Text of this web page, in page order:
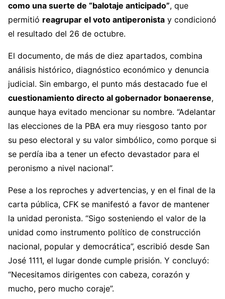
como una suerte de “balotaje anticipado”, que
permitió reagrupar el voto antiperonista y condicionó
el resultado del 26 de octubre.
El documento, de más de diez apartados, combina
análisis histórico, diagnóstico económico y denuncia
judicial. Sin embargo, el punto más destacado fue el
cuestionamiento directo al gobernador bonaerense,
aunque haya evitado mencionar su nombre. “Adelantar
las elecciones de la PBA era muy riesgoso tanto por
su peso electoral y su valor simbólico, como porque si
se perdía iba a tener un efecto devastador para el
peronismo a nivel nacional”.
Pese a los reproches y advertencias, y en el final de la
carta pública, CFK se manifestó a favor de mantener
la unidad peronista. “Sigo sosteniendo el valor de la
unidad como instrumento político de construcción
nacional, popular y democrática”, escribió desde San
José 1111, el lugar donde cumple prisión. Y concluyó:
“Necesitamos dirigentes con cabeza, corazón y
mucho, pero mucho coraje”.